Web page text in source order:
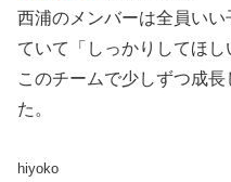
西浦のメンバーは全員い
ていて「しっかりしてほし
このチームで少しずつ成
た。
hiyoko